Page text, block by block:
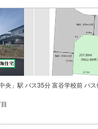
央」駅 バス35分 富谷学校前 バ